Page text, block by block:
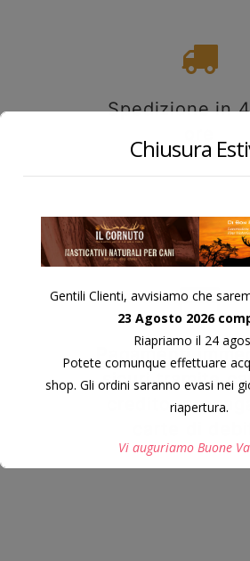
Spedizione in
Pagamenti
sicuri tramite
credito,
Chiusura
Gentili Clienti, avvisiamo che
23 Agosto 2026
Riapriamo il 24
Potete comunque effettuare
shop. Gli ordini saranno evasi nei
riapertura.
Vi auguriamo Buone